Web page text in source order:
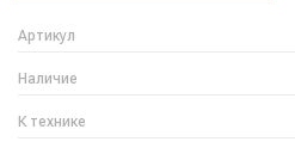
Артикул
Наличие
К технике